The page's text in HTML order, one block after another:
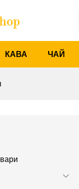
КАВА ЧАЙ